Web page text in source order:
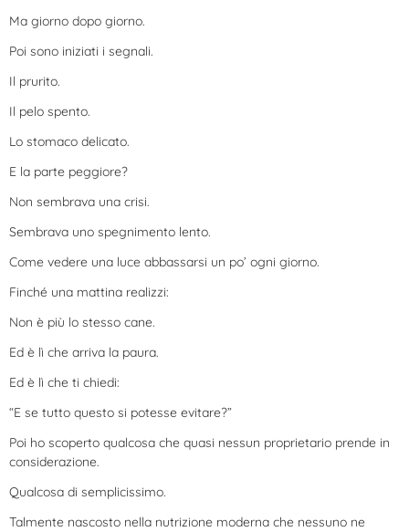
Ma giorno dopo giorno.
Poi sono iniziati i segnali.
Il prurito.
Il pelo spento.
Lo stomaco delicato.
E la parte peggiore?
Non sembrava una crisi.
Sembrava uno spegnimento lento.
Come vedere una luce abbassarsi un po’ ogni giorno.
Finché una mattina realizzi:
Non è più lo stesso cane.
Ed è lì che arriva la paura.
Ed è lì che ti chiedi:
“E se tutto questo si potesse evitare?”
Poi ho scoperto qualcosa che quasi nessun proprietario prende in
considerazione.
Qualcosa di semplicissimo.
Talmente nascosto nella nutrizione moderna che nessuno ne